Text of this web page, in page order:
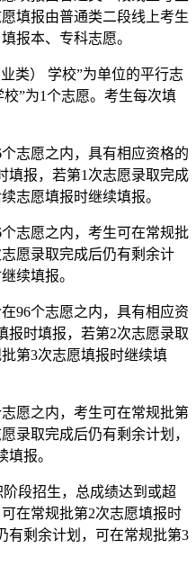
填报由普通类二段线上考生
报本、专科志愿。
） 学校”为单位的平行志
”为1个志愿。考生每次填
愿之内，具有相应资格的
填报，若第1次志愿录取完成
志愿填报时继续填报。
志愿之内，考生可在常规批
愿录取完成后仍有剩余计
续填报。
个志愿之内，具有相应资
报时填报，若第2次志愿录取
第3次志愿填报时继续填
愿之内，考生可在常规批第
录取完成后仍有剩余计划，
报。
段招生，总成绩达到或超
在常规批第2次志愿填报时
有剩余计划，可在常规批第3